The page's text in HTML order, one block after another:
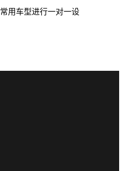
用车型进行一对一设